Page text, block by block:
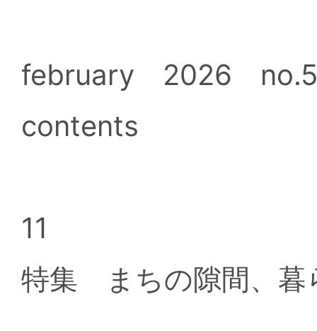
february 2026
contents
11
特集 まちの隙間、